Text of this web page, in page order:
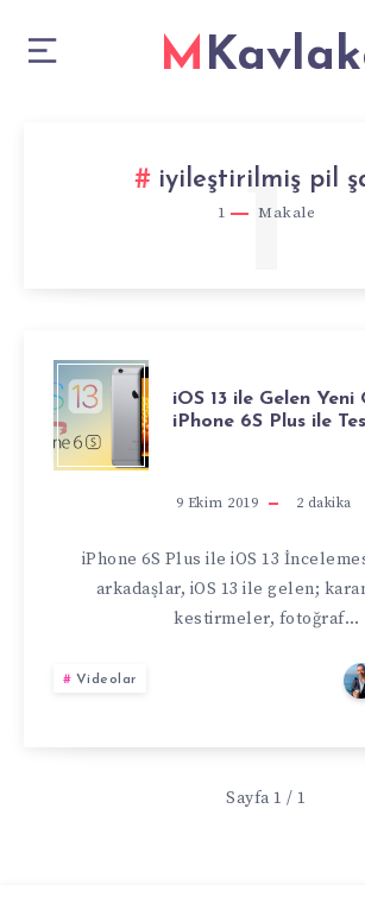
iyileştirilmiş pil
1 Makale
1
IOS
13
GELEN
YENI
iOS 13 ile Gelen
iPhone 6S Plus ile
9 Ekim 2019 2 dakika
iPhone 6S Plus ile iOS 13
arkadaşlar, iOS 13 ile gelen;
kestirmeler, fotoğraf…
Videolar
Sayfa 1 / 1